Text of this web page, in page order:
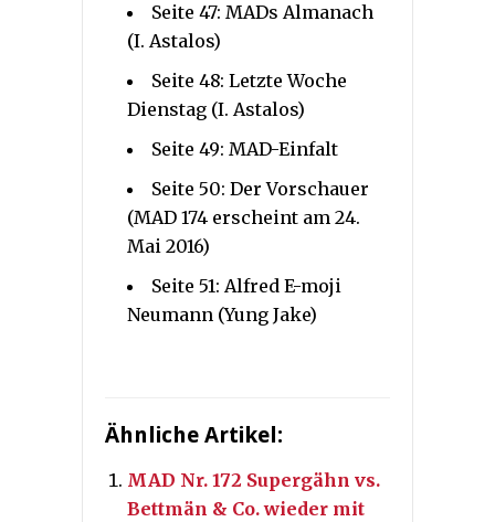
Seite 47: MADs Almanach
(I. Astalos)
Seite 48: Letzte Woche
Dienstag (I. Astalos)
Seite 49: MAD-Einfalt
Seite 50: Der Vorschauer
(MAD 174 erscheint am 24.
Mai 2016)
Seite 51: Alfred E-moji
Neumann (Yung Jake)
Ähnliche Artikel:
MAD Nr. 172 Supergähn vs.
Bettmän & Co. wieder mit